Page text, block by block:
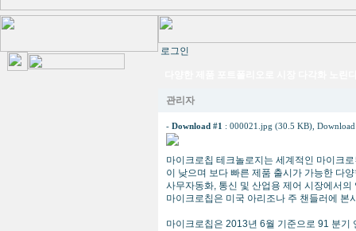
로그인
관리자
- Download #1 : 000021.jpg (30.5 KB) ,
마이크로칩 테크놀로지는 세계적인 마이크
이 낮으며 보다 빠른 제품 출시가 가능한 다
사무자동화, 통신 및 산업용 제어 시장에서
마이크로칩은 미국 아리조나 주 챈들러에 본
마이크로칩은 2013년 6월 기준으로 91 분기